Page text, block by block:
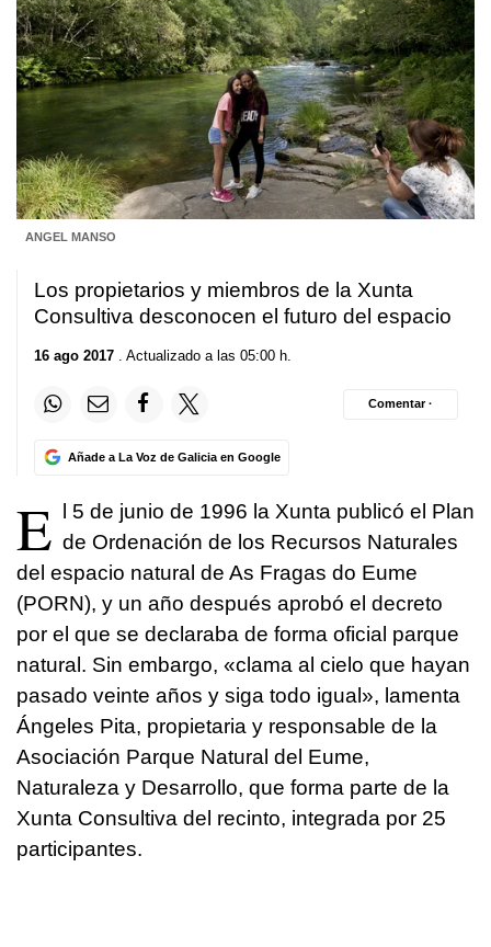
ANGEL MANSO
Los propietarios y miembros de la Xunta
Consultiva desconocen el futuro del espacio
16 ago 2017 . Actualizado a las 05:00 h.
Añade a La Voz de Galicia en Google
Comentar ·
E l 5 de junio de 1996 la Xunta publicó el Plan
de Ordenación de los Recursos Naturales
del espacio natural de As Fragas do Eume
(PORN), y un año después aprobó el decreto
por el que se declaraba de forma oficial parque
natural. Sin embargo, «clama al cielo que hayan
pasado veinte años y siga todo igual», lamenta
Ángeles Pita, propietaria y responsable de la
Asociación Parque Natural del Eume,
Naturaleza y Desarrollo, que forma parte de la
Xunta Consultiva del recinto, integrada por 25
participantes.